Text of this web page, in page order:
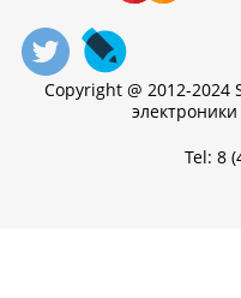
Copyright @ 2012-2024
Tel: 8